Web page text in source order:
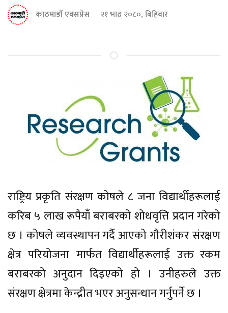
काठमाडौं एक्सप्रेस २१ भाद्र २०८०, बिहिबार
राष्ट्रिय प्रकृति संरक्षण कोषले ८ जना विद्यार्थीहरूलाई
करिब ५ लाख रूपैयाँ बराबरको शोधवृत्ति प्रदान गरेको
छ । कोषले व्यवस्थापन गर्दै आएको गौरीशंकर संरक्षण
क्षेत्र परियोजना मार्फत विद्यार्थीहरूलाई उक्त रकम
बराबरको अनुदान दिइएको हो । उनीहरुले उक्त
संरक्षण क्षेत्रमा केन्द्रीत भएर अनुसन्धान गर्नुपर्ने छ ।